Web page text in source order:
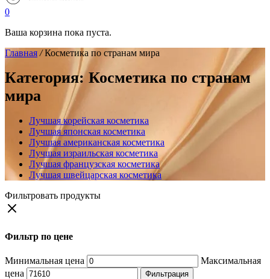
0
Ваша корзина пока пуста.
Главная /Косметика по странам мира
Категория:Косметика по странам
мира
Лучшая корейская косметика
Лучшая японская косметика
Лучшая американская косметика
Лучшая израильская косметика
Лучшая французская косметика
Лучшая швейцарская косметика
Фильтровать продукты
Фильтр по цене
Минимальная цена
Максимальная
цена
Фильтрация